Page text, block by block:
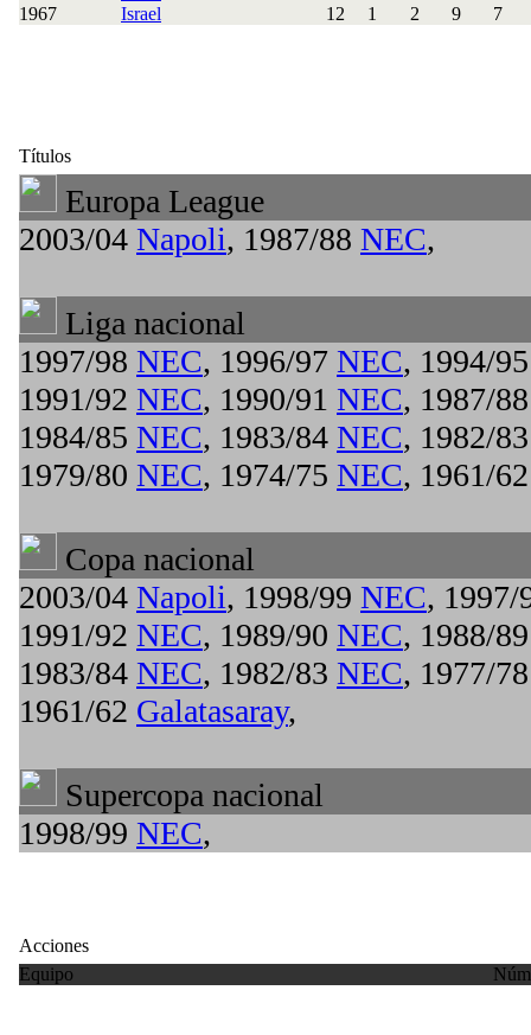
1967
Israel 12 1 2 9 7
Títulos
Europa League
2003/04 Napoli, 1987/88 NEC,
Liga nacional
1997/98 NEC, 1996/97 NEC, 1994/
1991/92 NEC, 1990/91 NEC, 1987/
1984/85 NEC, 1983/84 NEC, 1982/
1979/80 NEC, 1974/75 NEC, 1961/
Copa nacional
2003/04 Napoli, 1998/99 NEC,
1991/92 NEC, 1989/90 NEC, 1988/
1983/84 NEC, 1982/83 NEC, 1977/
1961/62 Galatasaray,
Supercopa nacional
1998/99 NEC,
Acciones
Equipo